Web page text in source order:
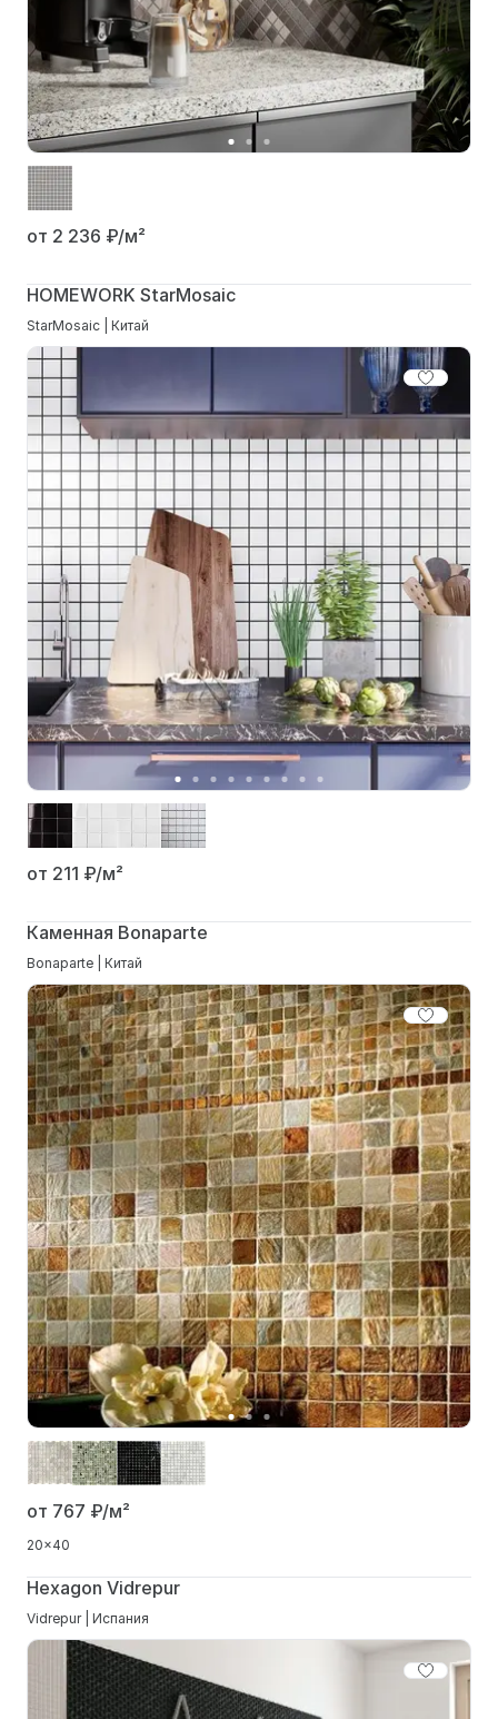
от 2 236 ₽/м²
HOMEWORK StarMosaic
StarMosaic | Китай
от 211 ₽/м²
Каменная Bonaparte
Bonaparte | Китай
от 767 ₽/м²
20x40
Hexagon Vidrepur
Vidrepur | Испания